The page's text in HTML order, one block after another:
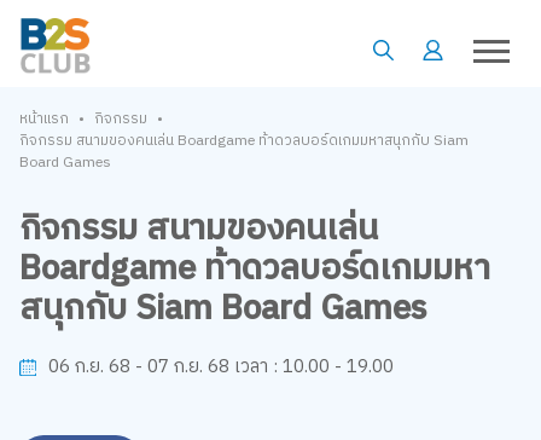
หน้าแรก • กิจกรรม •
กิจกรรม สนามของคนเล่น Boardgame ท้าดวลบอร์ดเกมมหาสนุกกับ Siam
Board Games
กิจกรรม สนามของคนเล่น
Boardgame ท้าดวลบอร์ดเกมมหา
สนุกกับ Siam Board Games
06 ก.ย. 68 - 07 ก.ย. 68 เวลา : 10.00 - 19.00